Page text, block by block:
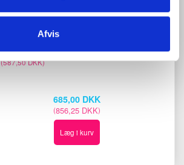
Afvis
ADAPTER, OPLADER TIL TOPCON
ROTORLASERE RL-100 OG RL-200
470,00 DKK
(587,50 DKK)
685,00 DKK
(856,25 DKK)
Læg i kurv